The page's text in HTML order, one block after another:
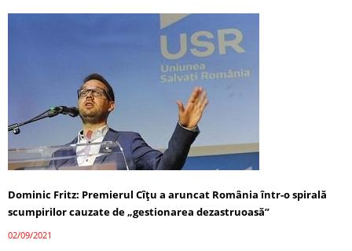
Dominic Fritz: Premierul Cîţu a aruncat România într-o spirală
scumpirilor cauzate de „gestionarea dezastruoasă”
02/09/2021